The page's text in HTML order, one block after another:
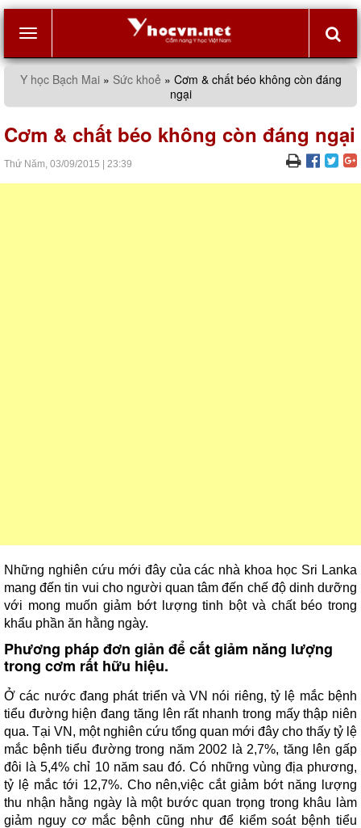
Y học Bạch Mai» Sức khoẻ » Cơm & chất béo không còn đáng
ngại
Cơm & chất béo không còn đáng ngại
Thứ Năm, 03/09/2015 23:39
Những nghiên cứu mới đây của các nhà khoa học Sri Lanka
mang đến tin vui cho người quan tâm đến chế độ dinh dưỡng
với mong muốn giảm bớt lượng tinh bột và chất béo trong
khẩu phần ăn hằng ngày.
Phương pháp đơn giản để cắt giảm năng lượng
trong cơm rất hữu hiệu.
Ở các nước đang phát triển và VN nói riêng, tỷ lệ mắc bệnh
tiểu đường hiện đang tăng lên rất nhanh trong mấy thập niên
qua. Tại VN, một nghiên cứu tổng quan mới đây cho thấy tỷ lệ
mắc bệnh tiểu đường trong năm 2002 là 2,7%, tăng lên gấp
đôi là 5,4% chỉ 10 năm sau đó. Có những vùng địa phương,
tỷ lệ mắc tới 12,7%. Cho nên,việc cắt giảm bớt năng lượng
thu nhận hằng ngày là một bước quan trọng trong khâu làm
giảm nguy cơ mắc bệnh cũng như để kiểm soát bệnh tiểu